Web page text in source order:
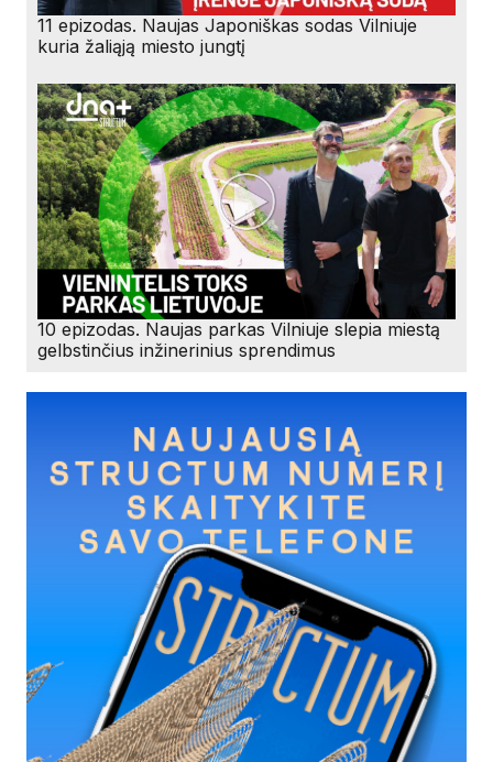
11 epizodas. Naujas Japoniškas sodas Vilniuje
kuria žaliąją miesto jungtį
10 epizodas. Naujas parkas Vilniuje slepia miestą
gelbstinčius inžinerinius sprendimus